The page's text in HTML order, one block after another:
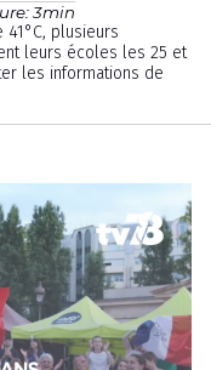
3min
plusieurs
leurs écoles les 25 et
les informations de